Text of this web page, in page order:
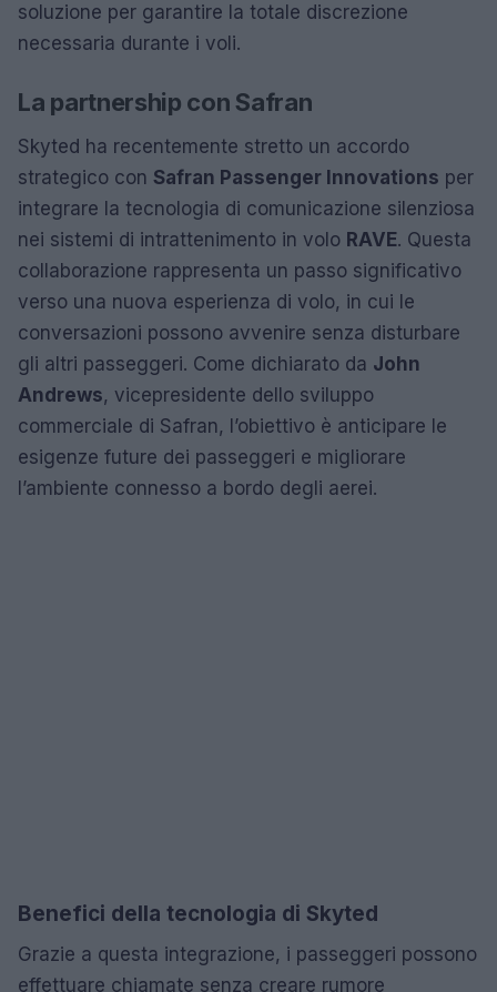
soluzione per garantire la totale discrezione
necessaria durante i voli.
La partnership con Safran
Skyted ha recentemente stretto un accordo
strategico con Safran Passenger Innovations per
integrare la tecnologia di comunicazione silenziosa
nei sistemi di intrattenimento in volo RAVE. Questa
collaborazione rappresenta un passo significativo
verso una nuova esperienza di volo, in cui le
conversazioni possono avvenire senza disturbare
gli altri passeggeri. Come dichiarato da John
Andrews, vicepresidente dello sviluppo
commerciale di Safran, l’obiettivo è anticipare le
esigenze future dei passeggeri e migliorare
l’ambiente connesso a bordo degli aerei.
Benefici della tecnologia di Skyted
Grazie a questa integrazione, i passeggeri possono
effettuare chiamate senza creare rumore